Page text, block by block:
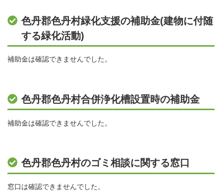
色丹郡色丹村緑化支援の補助金(建物に付随
する緑化活動)
補助金は確認できませんでした。
色丹郡色丹村合併浄化槽設置時の補助金
補助金は確認できませんでした。
色丹郡色丹村のゴミ相談に関する窓口
窓口は確認できませんでした。